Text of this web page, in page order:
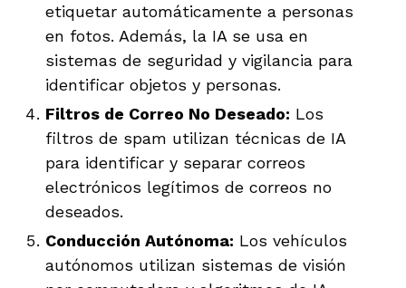
etiquetar automáticamente a personas
en fotos. Además, la IA se usa en
sistemas de seguridad y vigilancia para
identificar objetos y personas.
Filtros de Correo No Deseado: Los
filtros de spam utilizan técnicas de IA
para identificar y separar correos
electrónicos legítimos de correos no
deseados.
Conducción Autónoma: Los vehículos
autónomos utilizan sistemas de visión